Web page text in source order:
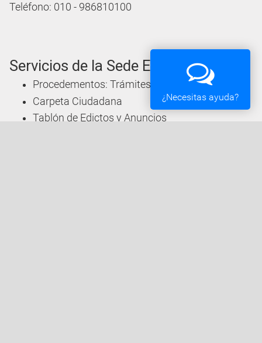
Teléfono: 010 - 986810100
Servicios de la Sede Electrónica
Procedementos: Trámites e Impresos
Carpeta Ciudadana
Tablón de Edictos y Anuncios
¿Necesitas ayuda?